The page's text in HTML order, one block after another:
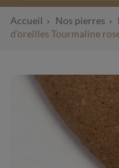
Accueil Nos pierres
d'oreilles Tourmaline